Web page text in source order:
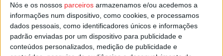
Nós e os nossos parceiros armazenamos e/ou acedemos a
informações num dispositivo, como cookies, e processamos
dados pessoais, como identificadores únicos e informações
padrão enviadas por um dispositivo para publicidade e
conteúdos personalizados, medição de publicidade e
Os excessos de velocidade, segundo dados das forças
de segurança, representam cerca de 60% das infrações
registadas.